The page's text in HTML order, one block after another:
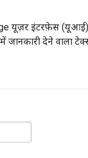
यूज़र इंटरफ़ेस (यूआई)
जानकारी देने वाला